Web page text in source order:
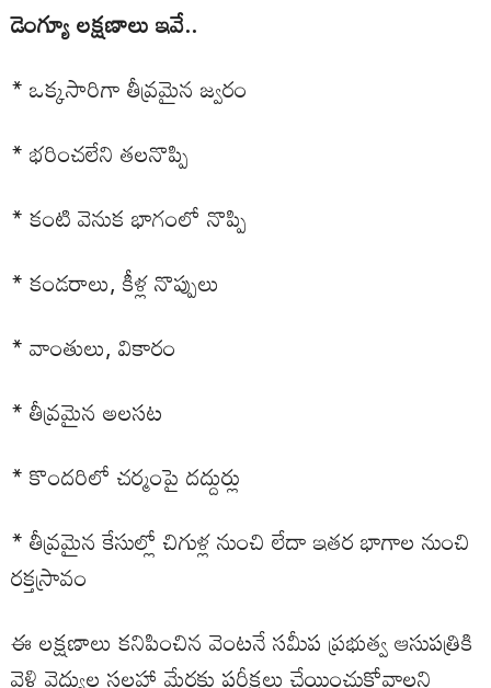
డెంగ్యూ లక్షణాలు ఇవే..
* ఒక్కసారిగా తీవ్రమైన జ్వరం
* భరించలేని తలనొప్పి
* కంటి వెనుక భాగంలో నొప్పి
* కండరాలు, కీళ్ల నొప్పులు
* వాంతులు, వికారం
* తీవ్రమైన అలసట
* కొందరిలో చర్మంపై దద్దుర్లు
* తీవ్రమైన కేసుల్లో చిగుళ్ల నుంచి లేదా ఇతర భాగాల నుంచి
రక్తస్రావం
ఈ లక్షణాలు కనిపించిన వెంటనే సమీప ప్రభుత్వ ఆసుపత్రికి
వెళ్లి వైద్యుల సలహా మేరకు పరీక్షలు చేయించుకోవాలని